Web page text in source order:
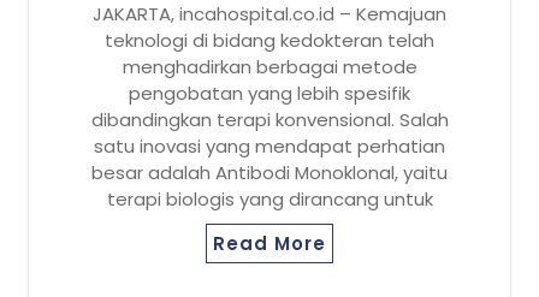
JAKARTA, incahospital.co.id – Kemajuan
teknologi di bidang kedokteran telah
menghadirkan berbagai metode
pengobatan yang lebih spesifik
dibandingkan terapi konvensional. Salah
satu inovasi yang mendapat perhatian
besar adalah Antibodi Monoklonal, yaitu
terapi biologis yang dirancang untuk
Read More